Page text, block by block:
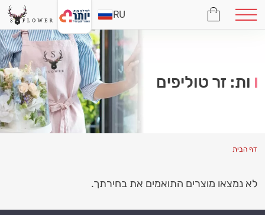
ות: זר טוליפים
דף הבית
לא נמצאו מוצרים התואמים את בחירתך.
RU